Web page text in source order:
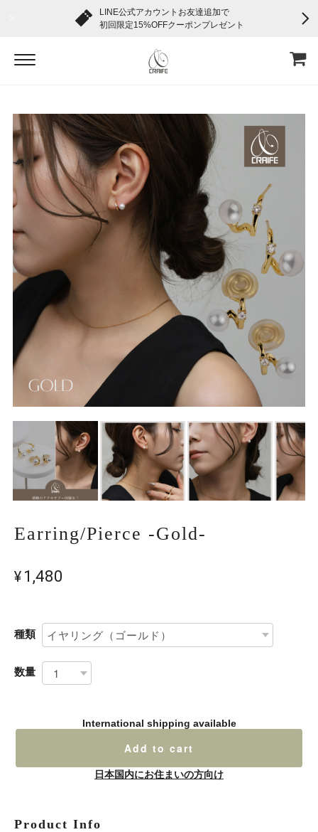
LINE公式アカウントお友達追加で
初回限定15%OFFクーポンプレゼント
Earring/Pierce -Gold-
¥1,480
種類
数量
International shipping available
Add to cart
日本国内にお住まいの方向け
Product Info